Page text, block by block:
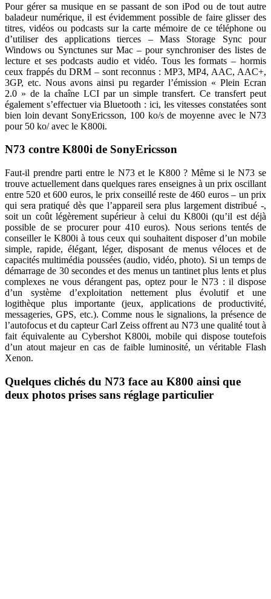
Pour gérer sa musique en se passant de son iPod ou de tout autre
baladeur numérique, il est évidemment possible de faire glisser des
titres, vidéos ou podcasts sur la carte mémoire de ce téléphone ou
d’utiliser des applications tierces – Mass Storage Sync pour
Windows ou Synctunes sur Mac – pour synchroniser des listes de
lecture et ses podcasts audio et vidéo. Tous les formats – hormis
ceux frappés du DRM – sont reconnus : MP3, MP4, AAC, AAC+,
3GP, etc. Nous avons ainsi pu regarder l’émission « Plein Ecran
2.0 » de la chaîne LCI par un simple transfert. Ce transfert peut
également s’effectuer via Bluetooth : ici, les vitesses constatées sont
bien loin devant SonyEricsson, 100 ko/s de moyenne avec le N73
pour 50 ko/ avec le K800i.
N73 contre K800i de SonyEricsson
Faut-il prendre parti entre le N73 et le K800 ? Même si le N73 se
trouve actuellement dans quelques rares enseignes à un prix oscillant
entre 520 et 600 euros, le prix conseillé reste de 460 euros – un prix
qui sera pratiqué dès que l’appareil sera plus largement distribué -,
soit un coût légèrement supérieur à celui du K800i (qu’il est déjà
possible de se procurer pour 410 euros). Nous serions tentés de
conseiller le K800i à tous ceux qui souhaitent disposer d’un mobile
simple, rapide, élégant, léger, disposant de menus véloces et de
capacités multimédia poussées (audio, vidéo, photo). Si un temps de
démarrage de 30 secondes et des menus un tantinet plus lents et plus
complexes ne vous dérangent pas, optez pour le N73 : il dispose
d’un système d’exploitation nettement plus évolutif et une
logithèque plus importante (jeux, applications de productivité,
messageries, GPS, etc.). Comme nous le signalions, la présence de
l’autofocus et du capteur Carl Zeiss offrent au N73 une qualité tout à
fait équivalente au Cybershot K800i, mobile qui dispose toutefois
d’un atout majeur en cas de faible luminosité, un véritable Flash
Xenon.
Quelques clichés du N73 face au K800 ainsi que
deux photos prises sans réglage particulier